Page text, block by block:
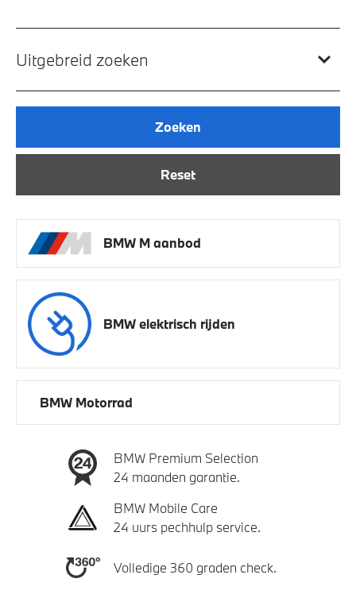
Uitgebreid zoeken
Reset
Zoeken
BMW M aanbod
BMW elektrisch rijden
BMW Motorrad
BMW Premium Selection
24 maanden garantie.
BMW Mobile Care
24 uurs pechhulp service.
Volledige 360 graden check.